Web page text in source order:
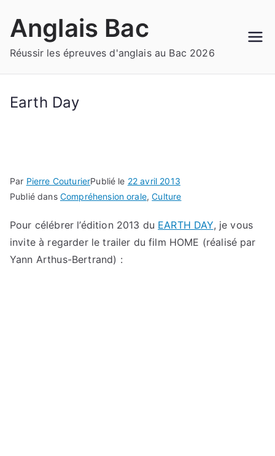
Anglais Bac
Réussir les épreuves d'anglais au Bac 2026
Earth Day
Par Pierre CouturierPublié le 22 avril 2013
Publié dans Compréhension orale,Culture
Pour célébrer l’édition 2013 du EARTH DAY, je vous
invite à regarder le trailer du film HOME (réalisé par
Yann Arthus-Bertrand) :